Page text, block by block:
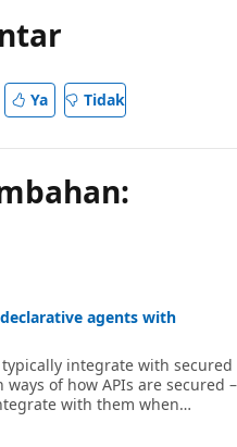
Ya Tidak
agents with
integrate with secured
of how APIs are secured –
with them when